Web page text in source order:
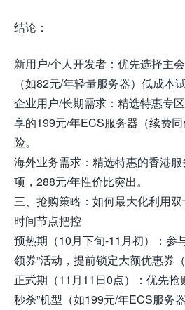
结论：
新用户/个人开发者：优先选择主
（如82元/年轻量服务器）低成本试
企业用户/长期需求：精选特惠专
享的199元/年ECS服务器（续费
险。
海外业务需求：精选特惠的香港
项，288元/年性价比突出。
三、抢购策略：如何最大化利用双
时间节点把控
预热期（10月下旬-11月初）：参
领券”活动，提前锁定大额优惠券
正式期（11月11日0点）：优先抢
秒杀”机型（如199元/年ECS服务